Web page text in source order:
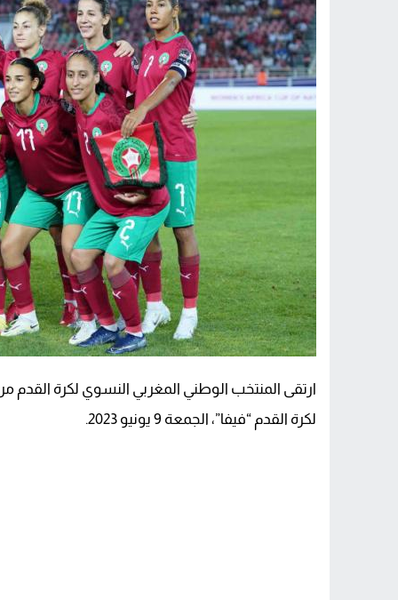
ارتقى المنتخب الوطني المغربي النسوي لكرة القدم
لكرة القدم “فيفا”، الجمعة 9 يونيو 2023.